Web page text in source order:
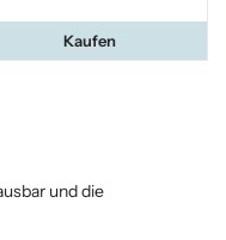
Kaufen
und die